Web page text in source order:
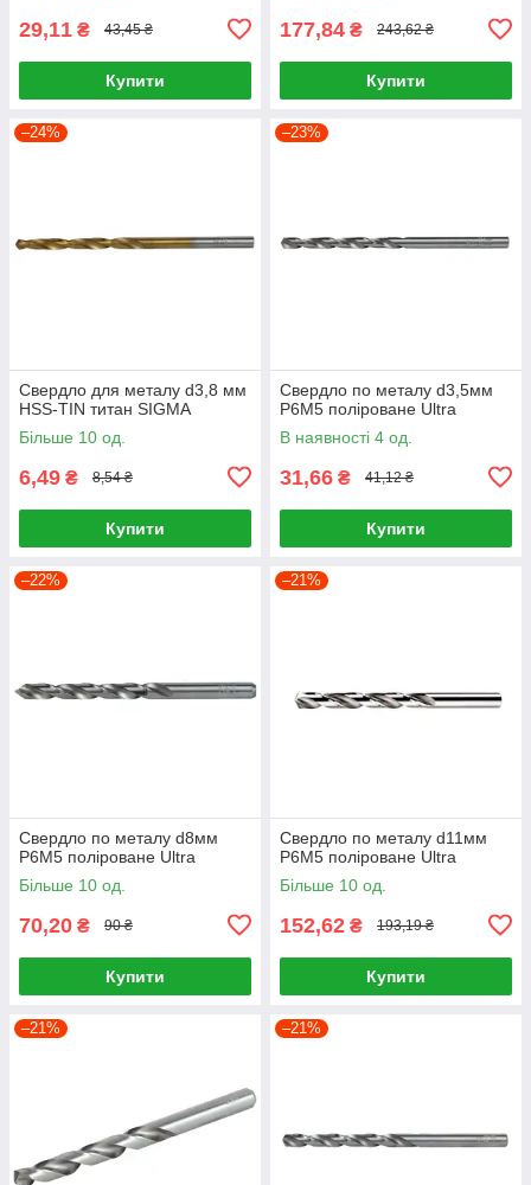
29,11 ₴ 43,45 ₴
Купити
177,84 ₴ 243,62 ₴
Купити
–24%
Свердло для металу d3,8 мм
HSS-TIN титан SIGMA
Більше 10 од.
6,49 ₴ 8,54 ₴
Купити
–23%
Свердло по металу d3,5мм
P6M5 поліроване Ultra
В наявності 4 од.
31,66 ₴ 41,12 ₴
Купити
–22%
Свердло по металу d8мм
P6M5 поліроване Ultra
Більше 10 од.
70,20 ₴ 90 ₴
Купити
–21%
Свердло по металу d11мм
P6M5 поліроване Ultra
Більше 10 од.
152,62 ₴ 193,19 ₴
Купити
–21% –21%